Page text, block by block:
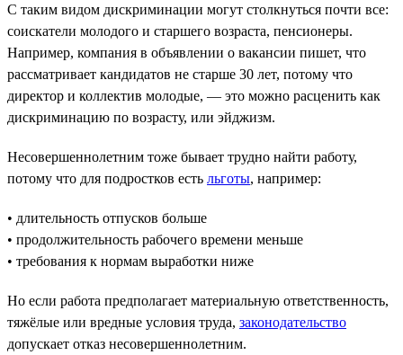
С таким видом дискриминации могут столкнуться почти все:
соискатели молодого и старшего возраста, пенсионеры.
Например, компания в объявлении о вакансии пишет, что
рассматривает кандидатов не старше 30 лет, потому что
директор и коллектив молодые, — это можно расценить как
дискриминацию по возрасту, или эйджизм.
Несовершеннолетним тоже бывает трудно найти работу,
потому что для подростков есть льготы, например:
• длительность отпусков больше
• продолжительность рабочего времени меньше
• требования к нормам выработки ниже
Но если работа предполагает материальную ответственность,
тяжёлые или вредные условия труда, законодательство
допускает отказ несовершеннолетним.